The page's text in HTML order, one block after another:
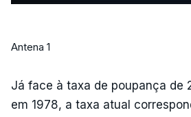
Antena 1
Já face à taxa de poupança de
em 1978, a taxa atual